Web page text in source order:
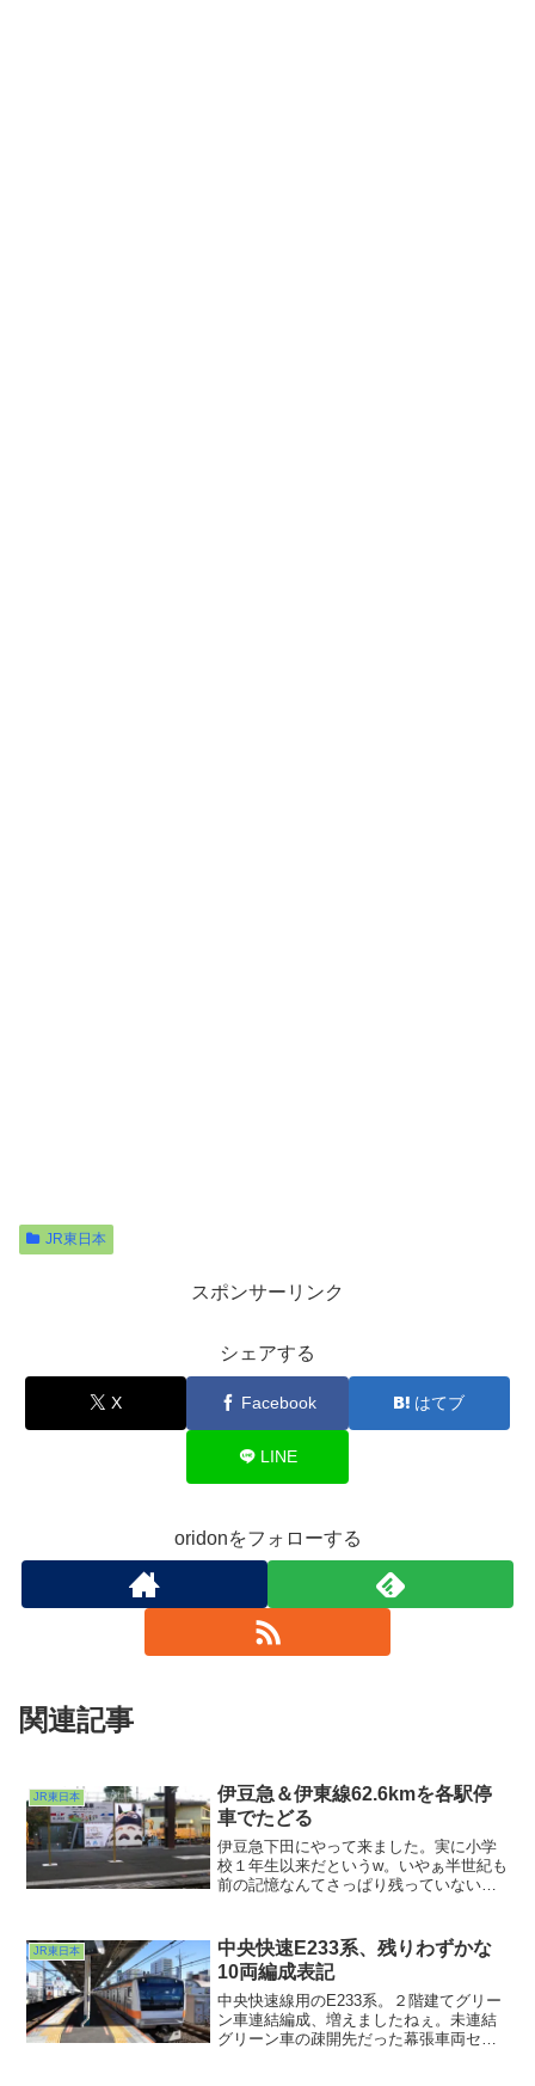
JR東日本
スポンサーリンク
シェアする
X Facebook はてブ
LINE
oridonをフォローする
関連記事
JR東日本
伊豆急＆伊東線62.6kmを各駅停
車でたどる
伊豆急下田にやって来ました。実に小学
校１年生以来だというw。いやぁ半世紀も
前の記憶なんてさっぱり残っていないも
（他にもいろいろいただきました）駅近
くで踊り子の出発シーンを撮って
JR東日本
中央快速E233系、残りわずかな
10両編成表記
中央快速線用のE233系。２階建てグリー
ン車連結編成、増えましたねぇ。未連結
グリーン車の疎開先だった幕張車両セン